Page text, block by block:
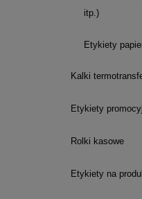
itp.)
Etykiety
Kalki
Etykiety
Rolki kasowe
Etykiety na